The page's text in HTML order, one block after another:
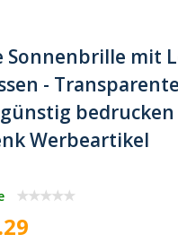
Sonnenbrille mit
- Transparente
bedrucken
Werbeartikel